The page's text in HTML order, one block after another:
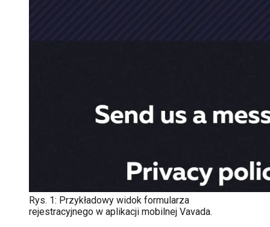
Rys. 1: Przykładowy widok formularza
rejestracyjnego w aplikacji mobilnej Vavada.